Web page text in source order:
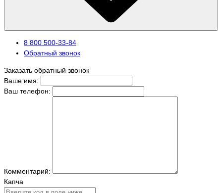
8 800 500-33-84
Обратный звонок
Заказать обратный звонок
Ваше имя:
Ваш телефон:
Комментарий:
Капча